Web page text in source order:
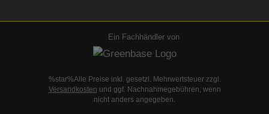
Ein Fachhändler von
%star%Alle Preise inkl. gesetzl. Mehrwertsteuer zzgl.
Versandkosten und ggf. Nachnahmegebühren, wenn
nicht anders angegeben.